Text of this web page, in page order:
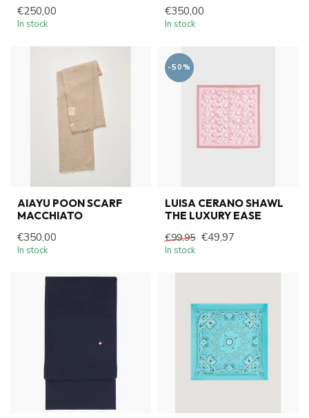
€250,00
In stock
€350,00
In stock
AIAYU POON SCARF
MACCHIATO
€350,00
In stock
-50%
LUISA CERANO SHAWL
THE LUXURY EASE
€99,95 €49,97
In stock